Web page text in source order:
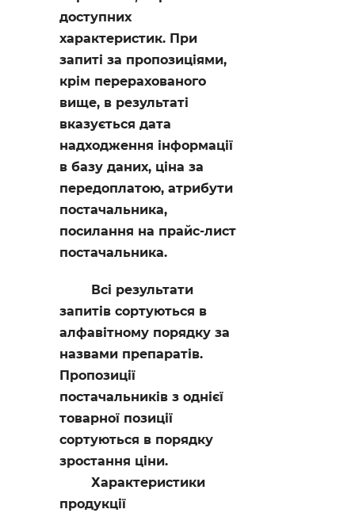
доступних
характеристик. При
запиті за пропозиціями,
крім перерахованого
вище, в результаті
вказується дата
надходження інформації
в базу даних, ціна за
передоплатою, атрибути
постачальника,
посилання на прайс-лист
постачальника.
Всі результати
запитів сортуються в
алфавітному порядку за
назвами препаратів.
Пропозиції
постачальників з однієї
товарної позиції
сортуються в порядку
зростання ціни.
Характеристики
продукції